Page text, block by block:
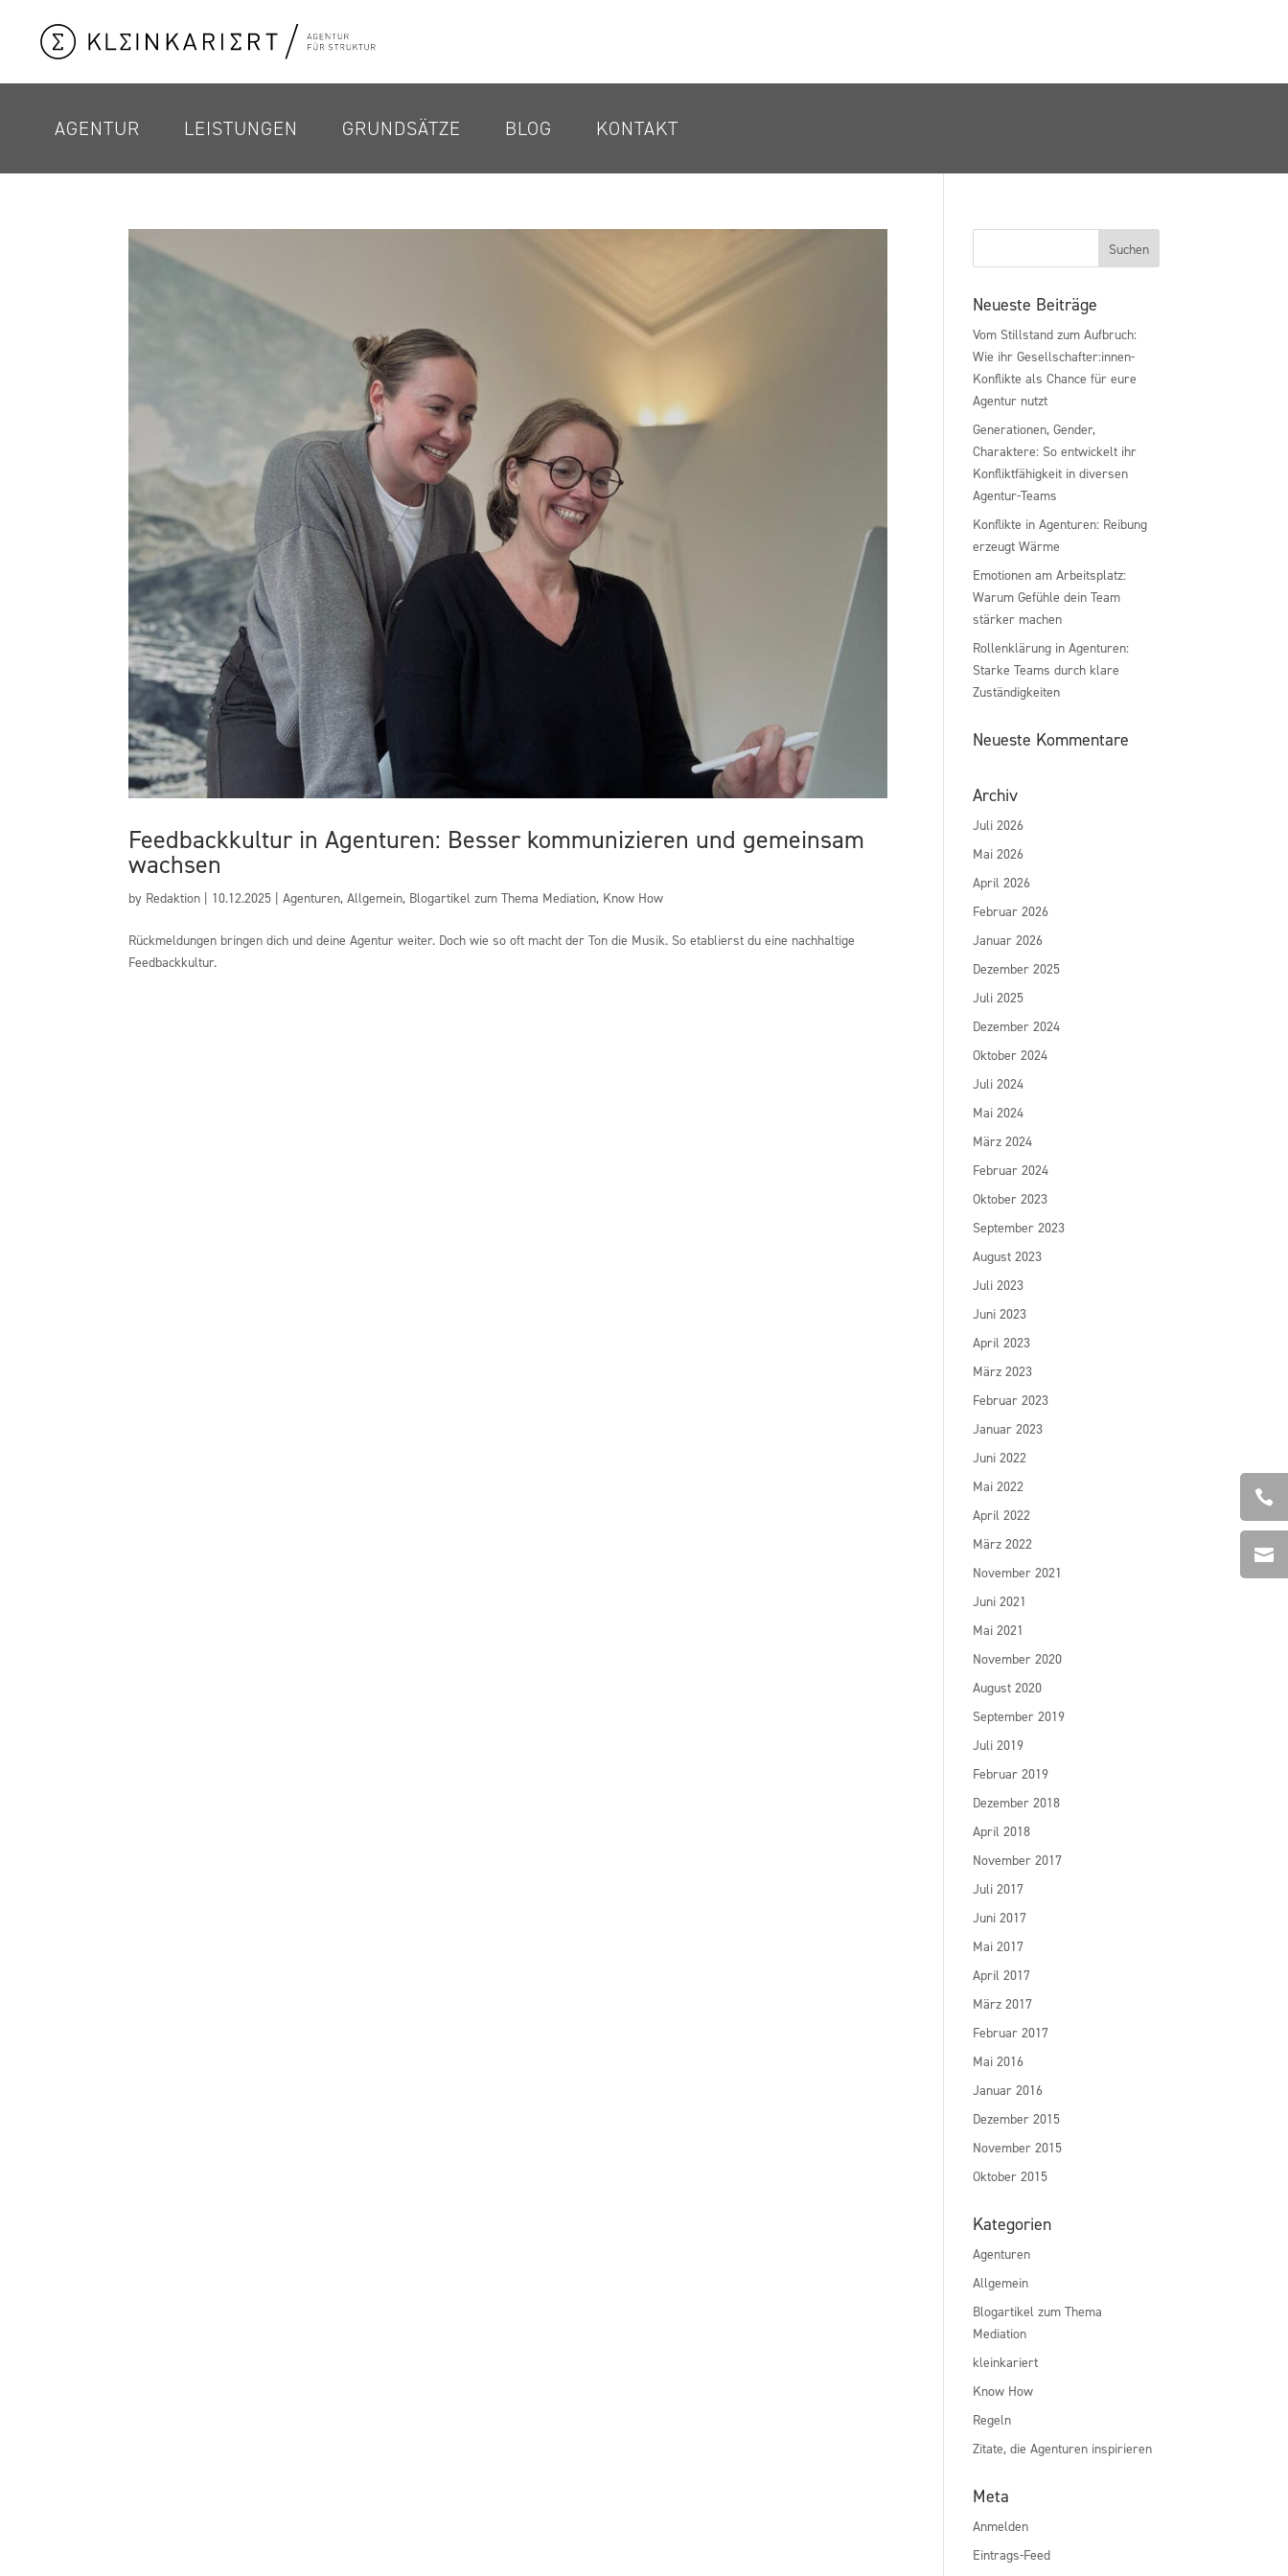
AGENTUR LEISTUNGEN GRUNDSÄTZE BLOG KONTAKT
Feedbackkultur in Agenturen: Besser kommunizieren und gemeinsam
wachsen
by Redaktion | 10.12.2025 |Agenturen,Allgemein, Blogartikel zum Thema Mediation, Know How
Rückmeldungen bringen dich und deine Agentur weiter. Doch wie so oft macht der Ton die Musik. So etablierst du eine nachhaltige
Feedbackkultur.
Neueste Beiträge
Vom Stillstand zum Aufbruch:
Wie ihr Gesellschafter:innen-
Konflikte als Chance für eure
Agentur nutzt
Generationen, Gender,
Charaktere: So entwickelt ihr
Konfliktfähigkeit in diversen
Agentur-Teams
Konflikte in Agenturen: Reibung
erzeugt Wärme
Emotionen am Arbeitsplatz:
Warum Gefühle dein Team
stärker machen
Rollenklärung in Agenturen:
Starke Teams durch klare
Zuständigkeiten
Neueste Kommentare
Archiv
Juli 2026
Mai 2026
April 2026
Februar 2026
Januar 2026
Dezember 2025
Juli 2025
Dezember 2024
Oktober 2024
Juli 2024
Mai 2024
März 2024
Februar 2024
Oktober 2023
September 2023
August 2023
Juli 2023
Juni 2023
April 2023
März 2023
Februar 2023
Januar 2023
Juni 2022
Mai 2022
April 2022
März 2022
November 2021
Juni 2021
Mai 2021
November 2020
August 2020
September 2019
Juli 2019
Februar 2019
Dezember 2018
April 2018
November 2017
Juli 2017
Juni 2017
Mai 2017
April 2017
März 2017
Februar 2017
Mai 2016
Januar 2016
Dezember 2015
November 2015
Oktober 2015
Kategorien
Agenturen
Allgemein
Blogartikel zum Thema
Mediation
kleinkariert
Know How
Regeln
Zitate, die Agenturen inspirieren
Meta
Anmelden
Eintrags-Feed

